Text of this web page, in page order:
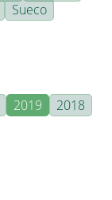
Sueco
2019
2018